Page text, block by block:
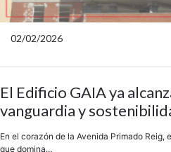
02/02/2026
El Edificio GAIA ya
vanguardia y
En el corazón de la Avenida Primado Reig,
que domina...